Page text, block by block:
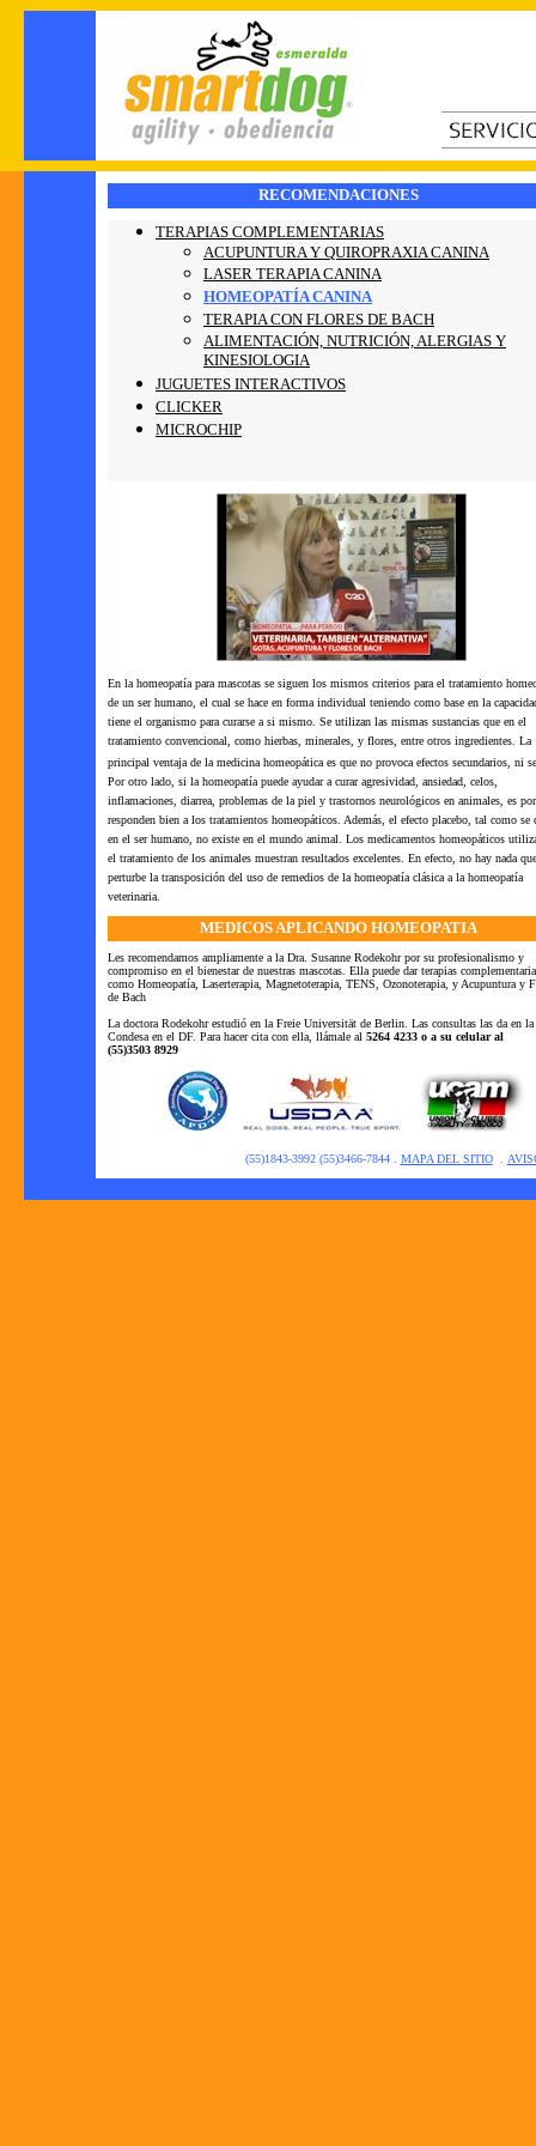
RECOMENDACIONES
TERAPIAS COMPLEMENTARIAS
ACUPUNTURA Y QUIROPRAXIA CANINA
LASER TERAPIA CANINA
HOMEOPATÍA CANINA
TERAPIA CON FLORES DE BACH
ALIMENTACIÓN, NUTRICIÓN, ALERGIAS Y
KINESIOLOGIA
JUGUETES INTERACTIVOS
CLICKER
MICROCHIP
En la homeopatía para mascotas se siguen los mismos criterios para el tratamiento
de un ser humano, el cual se hace en forma individual teniendo como base en la
tiene el organismo para curarse a si mismo. Se utilizan las mismas sustancias que en el
tratamiento convencional, como hierbas, minerales, y flores, entre otros ingredientes . La
principal ventaja de la medicina homeopática es que no provoca efectos secundarios , ni
Por otro lado, si la homeopatía puede ayudar a curar agresividad, ansiedad, celos,
inflamaciones, diarrea, problemas de la piel y trastornos neurológicos en animales, es
responden bien a los tratamientos homeopáticos. Además, el efecto placebo, tal como se
en el ser humano, no existe en el mundo animal. Los medicamentos homeopáticos
el tratamiento de los animales muestran resultados excelentes. En efecto, no hay nada que
perturbe la transposición del uso de remedios de la homeopatía clásica a la homeopatía
veterinaria.
MEDICOS APLICANDO HOMEOPATIA
Les recomendamos ampliamente a la Dra. Susanne Rodekohr por su profesionalismo y
compromiso en el bienestar de nuestras mascotas. Ella puede dar terapias
como Homeopatía, Laserterapia, Magnetoterapia, TENS, Ozonoterapia, y Acupuntura y
de Bach
La doctora Rodekohr estudió en la Freie Universität de Berlin. Las consultas las da en la
Condesa en el DF. Para hacer cita con ella, llámale al 5264 4233 o a su celular al
(55)3503 8929
(55)1843-3992 (55)3466-7844. MAPA DEL SITIO.